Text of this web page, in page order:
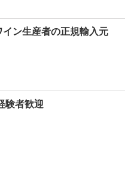
イン生産者の正規輸入元
験者歓迎